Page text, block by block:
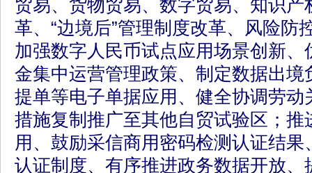
贸易、货物贸易、数字贸易、知识
革、“边境后”管理制度改革、风险防
加强数字人民币试点应用场景创新
金集中运营管理政策、制定数据出境
提单等电子单据应用、健全协调劳动
措施复制推广至其他自贸试验区；推
用、鼓励采信商用密码检测认证结
认证制度、有序推进政务数据开放、